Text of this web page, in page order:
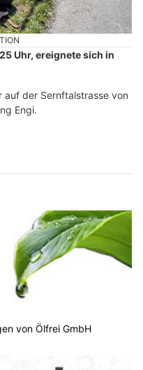
Uhr, ereignete sich in
der Sernftalstrasse von
Engi.
von Ölfrei GmbH